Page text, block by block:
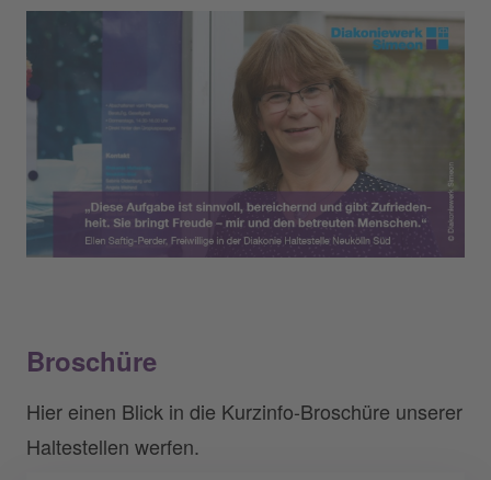
Broschüre
Hier einen Blick in die Kurzinfo-Broschüre unserer
Haltestellen werfen.